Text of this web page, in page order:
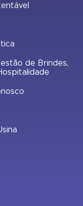
de Brindes,